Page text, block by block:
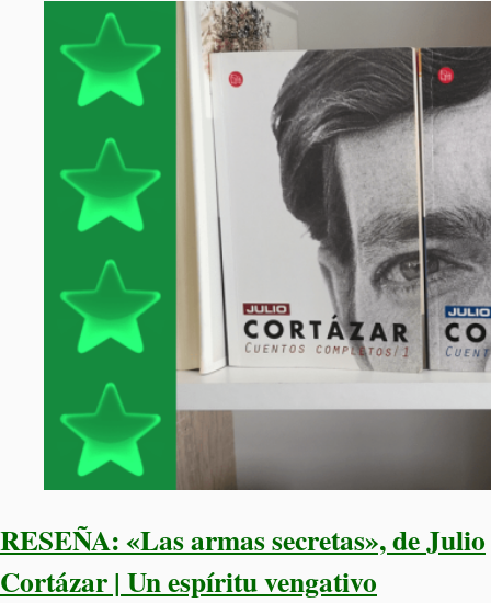
RESEÑA: «Las armas secretas», de Julio
Cortázar | Un espíritu vengativo